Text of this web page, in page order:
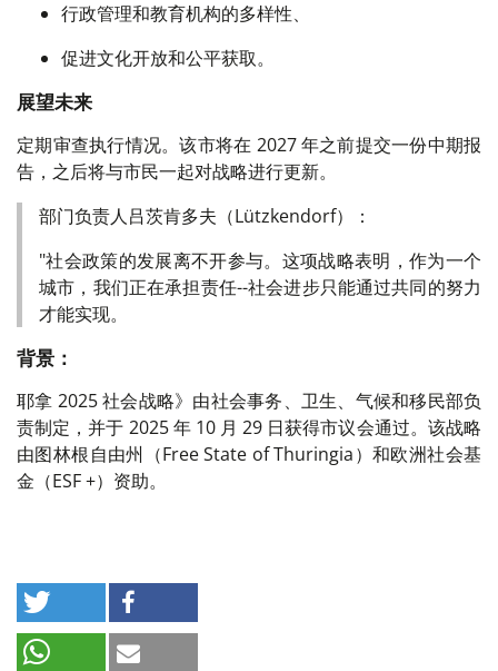
行政管理和教育机构的多样性、
促进文化开放和公平获取。
展望未来
定期审查执行情况。该市将在 2027 年之前提交一份中期报
告，之后将与市民一起对战略进行更新。
部门负责人吕茨肯多夫（Lützkendorf）：
"社会政策的发展离不开参与。这项战略表明，作为一个
城市，我们正在承担责任--社会进步只能通过共同的努力
才能实现。
背景：
耶拿 2025 社会战略》由社会事务、卫生、气候和移民部负
责制定，并于 2025 年 10 月 29 日获得市议会通过。该战略
由图林根自由州（Free State of Thuringia）和欧洲社会基
金（ESF +）资助。